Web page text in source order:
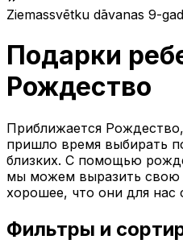
Ziemassvētku dāvanas 9-
Подарки
Рождество
Приближается
пришло время выбирать
близких. С помощью
мы можем выразить свою
хорошее, что они для нас
Фильтры и